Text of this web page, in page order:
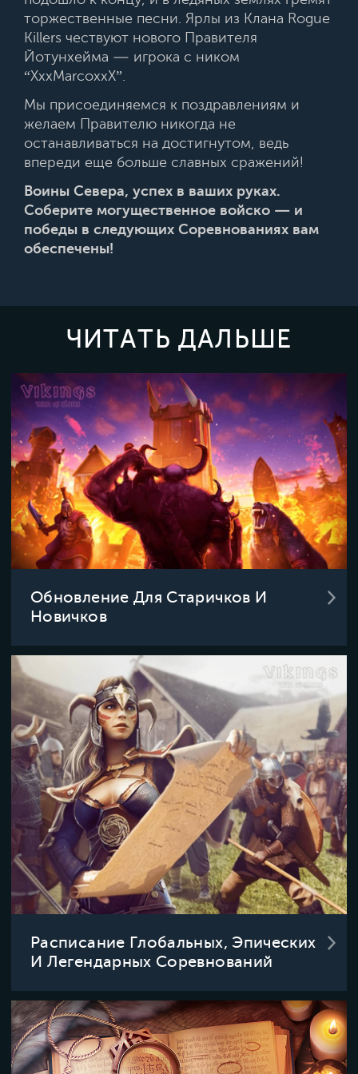
торжественные песни. Ярлы из Клана Rogue
Killers чествуют нового Правителя
Йотунхейма — игрока с ником
“XxxMarcoxxX”.
Мы присоединяемся к поздравлениям и
желаем Правителю никогда не
останавливаться на достигнутом, ведь
впереди еще больше славных сражений!
Воины Севера, успех в ваших руках.
Соберите могущественное войско — и
победы в следующих Соревнованиях вам
обеспечены!
ЧИТАТЬ ДАЛЬШЕ
Обновление Для Старичков И
Новичков
Расписание Глобальных, Эпических
И Легендарных Соревнований